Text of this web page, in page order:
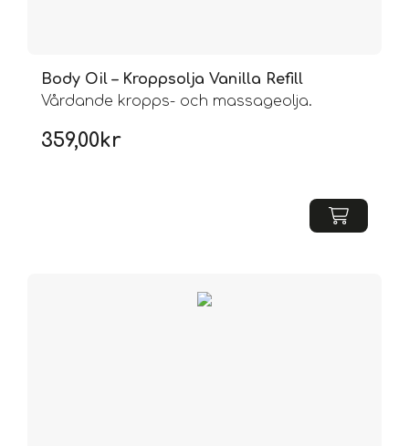
Body Oil – Kroppsolja Vanilla Refill
Vårdande kropps- och massageolja.
359,00kr